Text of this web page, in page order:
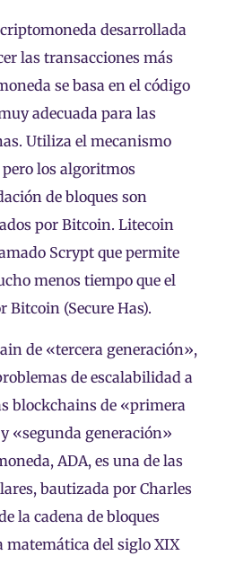
desarrollada
las transacciones más
se basa en el código
adecuada para las
Utiliza el mecanismo
los algoritmos
de bloques son
por Bitcoin. Litecoin
Scrypt que permite
menos tiempo que el
(Secure Has).
de «tercera generación»,
de escalabilidad a
blockchains de «primera
«segunda generación»
ADA, es una de las
bautizada por Charles
la cadena de bloques
matemática del siglo XIX